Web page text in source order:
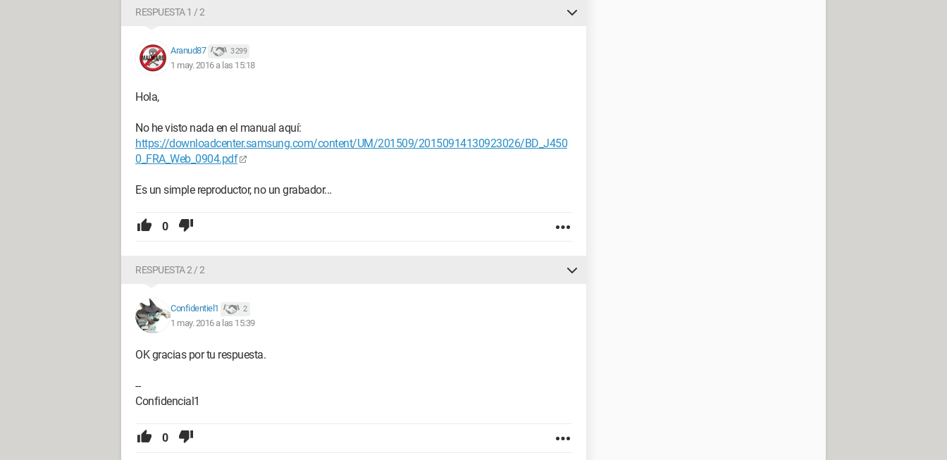
RESPUESTA 1 / 2
Aranud87 3 299
1 may. 2016 a las 15:18
Hola,
No he visto nada en el manual aquí:
https://downloadcenter.samsung.com/content/UM/201509/20150914130923026/BD_J450
0_FRA_Web_0904.pdf
Es un simple reproductor, no un grabador...
0
RESPUESTA 2 / 2
Confidentiel1 2
1 may. 2016 a las 15:39
OK gracias por tu respuesta.
--
Confidencial1
0